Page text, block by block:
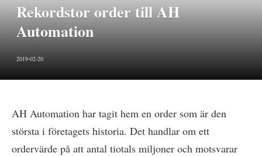
Rekordstor order till AH
Automation
2019-02-20
AH Automation har tagit hem en order som är den
största i företagets historia. Det handlar om ett
ordervärde på att antal tiotals miljoner och motsvarar